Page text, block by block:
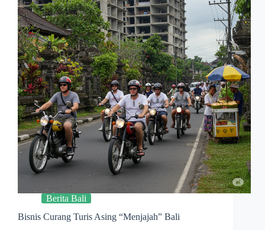
Berita Bali
Bisnis Curang Turis Asing “Menjajah” Bali